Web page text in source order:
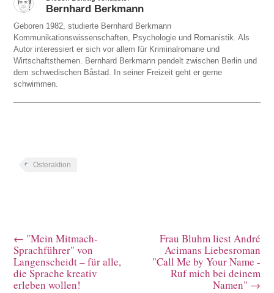
Bernhard Berkmann
Geboren 1982, studierte Bernhard Berkmann
Kommunikationswissenschaften, Psychologie und Romanistik. Als
Autor interessiert er sich vor allem für Kriminalromane und
Wirtschaftsthemen. Bernhard Berkmann pendelt zwischen Berlin und
dem schwedischen Båstad. In seiner Freizeit geht er gerne
schwimmen.
Osteraktion
← "Mein Mitmach-
Sprachführer" von
Langenscheidt – für alle,
die Sprache kreativ
erleben wollen!
Frau Bluhm liest André
Acimans Liebesroman
"Call Me by Your Name -
Ruf mich bei deinem
Namen" →